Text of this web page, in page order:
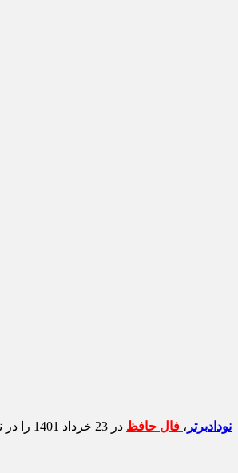
نودادبرتر ، فال حافظ در 23 خرداد 1401 را در نودادبرتر ببینید.امیدواریم امروز بخت شما با خوشی، سلامتی، تندرستی،شادی، نشاط و عاقبت بخیری آغاز شود.